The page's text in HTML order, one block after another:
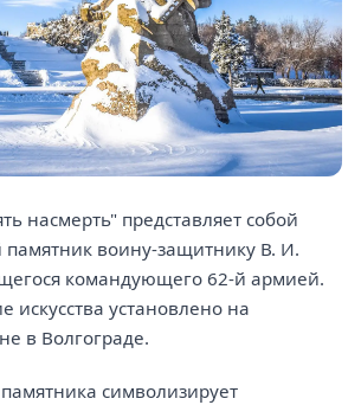
насмерть" представляет собой
воину-защитнику В. И.
командующего 62-й армией.
искусства установлено на
в Волгограде.
символизирует